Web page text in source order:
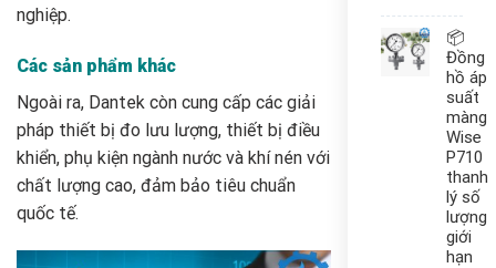
nghiệp.
Các sản phẩm khác
Ngoài ra, Dantek còn cung cấp các giải
pháp thiết bị đo lưu lượng, thiết bị điều
khiển, phụ kiện ngành nước và khí nén với
chất lượng cao, đảm bảo tiêu chuẩn
quốc tế.
📦
Đồng
hồ áp
suất
màng
Wise
P710
thanh
lý số
lượng
giới
hạn